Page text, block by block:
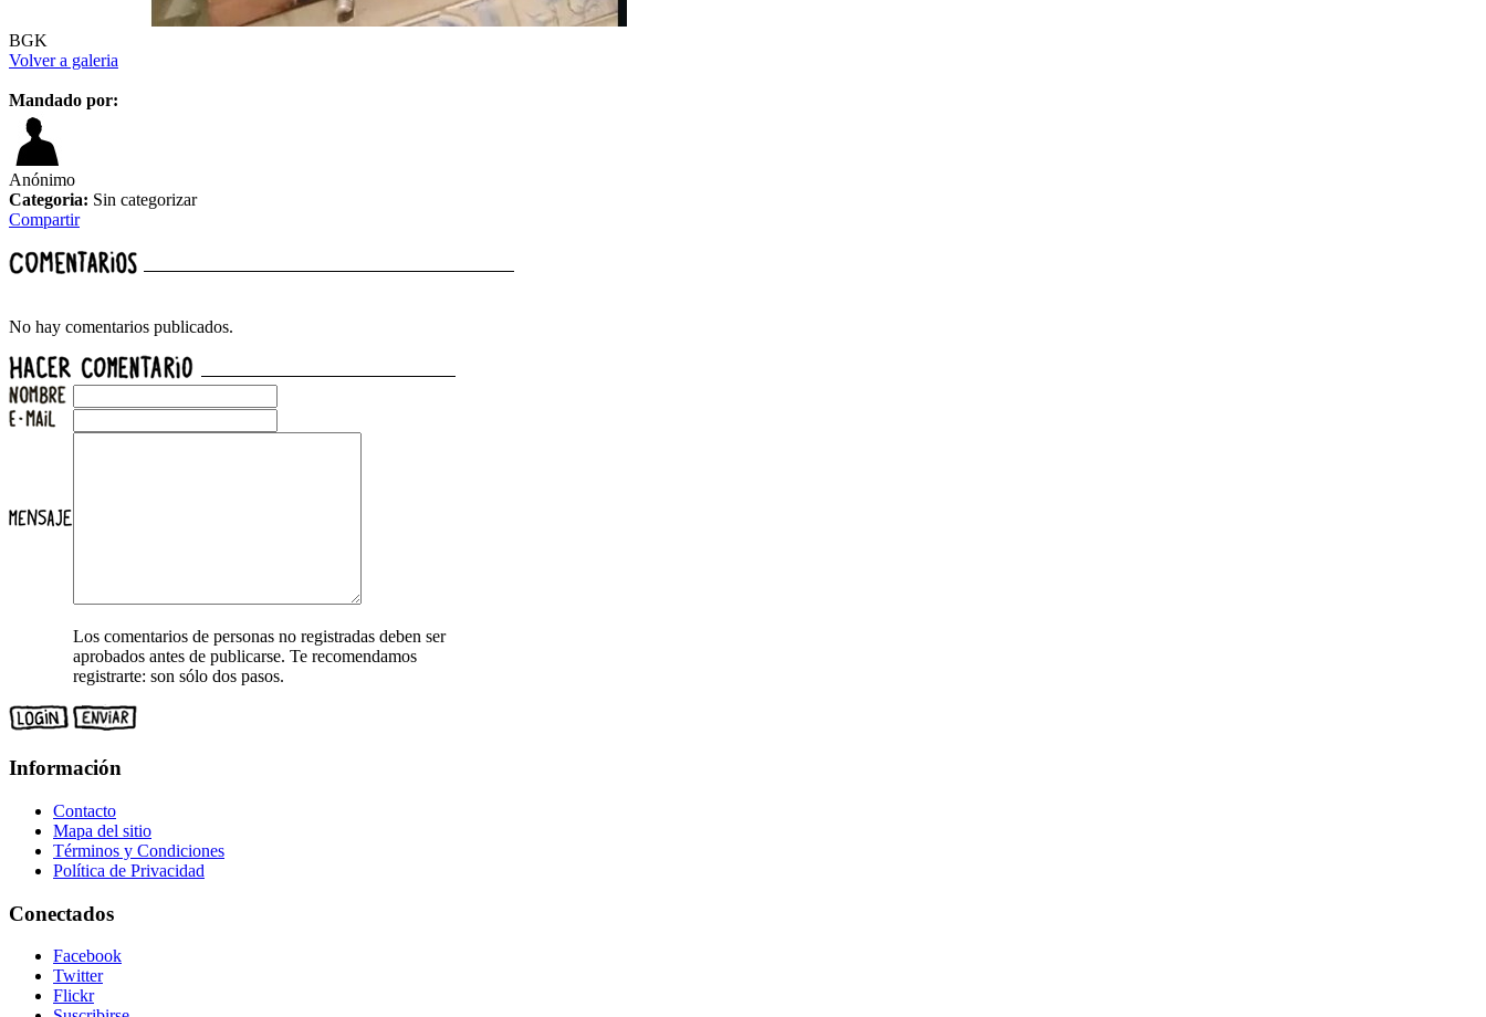
BGK
Volver a galeria
Mandado por:
Anónimo
Categoria: Sin categorizar
Compartir
No hay comentarios publicados.
Los comentarios de personas no registradas deben ser
aprobados antes de publicarse. Te recomendamos
registrarte: son sólo dos pasos.
Información
Contacto
Mapa del sitio
Términos y Condiciones
Política de Privacidad
Conectados
Facebook
Twitter
Flickr